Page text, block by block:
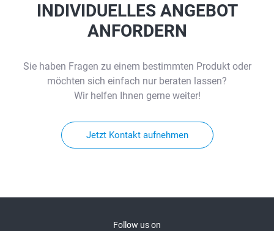
INDIVIDUELLES ANGEBOT
ANFORDERN
Sie haben Fragen zu einem bestimmten Produkt oder
möchten sich einfach nur beraten lassen?
Wir helfen Ihnen gerne weiter!
Jetzt Kontakt aufnehmen
Follow us on